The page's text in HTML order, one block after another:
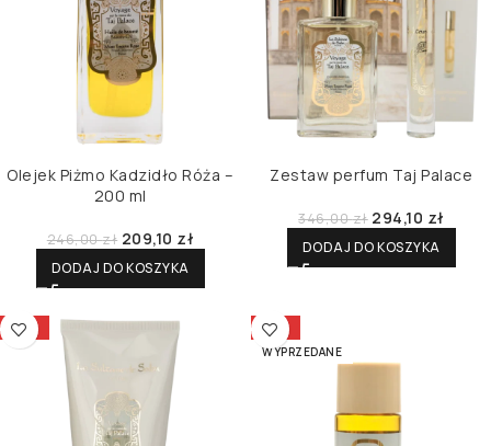
Olejek Piżmo Kadzidło Róża –
200 ml
246,00zł 209,10 zł
DODAJ DO KOSZYKA
Zestaw perfum Taj Palace
346,00zł 294,10 zł
DODAJ DO KOSZYKA
-15%
-15%
WYPRZEDANE